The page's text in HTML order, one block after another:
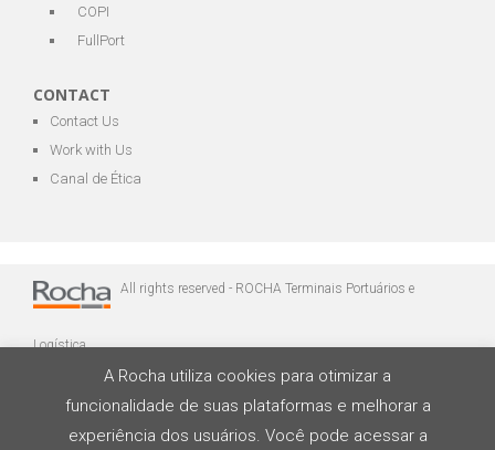
COPI
FullPort
CONTACT
Contact Us
Work with Us
Canal de Ética
All rights reserved - ROCHA Terminais Portuários e
Logística
A Rocha utiliza cookies para otimizar a
funcionalidade de suas plataformas e melhorar a
experiência dos usuários. Você pode acessar a